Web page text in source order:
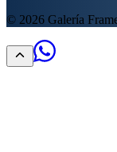
© 2026 Galería